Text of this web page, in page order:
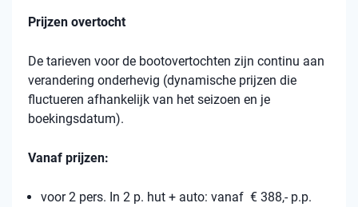
Prijzen overtocht
De tarieven voor de bootovertochten zijn continu aan
verandering onderhevig (dynamische prijzen die
fluctueren afhankelijk van het seizoen en je
boekingsdatum).
Vanaf prijzen:
voor 2 pers. In 2 p. hut + auto: vanaf € 388,- p.p.